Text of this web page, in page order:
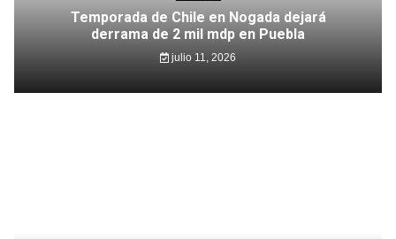
Temporada de Chile en Nogada dejará
derrama de 2 mil mdp en Puebla
julio 11, 2026